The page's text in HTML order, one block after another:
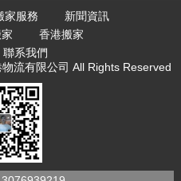
家服務
新聞資訊
香港搬家
聯系我們
流有限公司 All Rights Reserved